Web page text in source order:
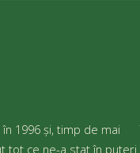
1996 și, timp de mai
tot ce ne-a stat în puteri